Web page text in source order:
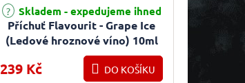
Příchuť Flavourit - Grape Ice
(Ledové hroznové víno) 10ml
Průměrné hodnocení produktu je 4,0 z 5 hvězdiček.
Skladem - expedujeme ihned
239 Kč DO KOŠÍKU